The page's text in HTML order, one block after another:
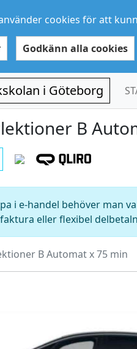
cookies för att
Godkänn alla cookies
i Göteborg
B
i e-handel behöver man
eller flexibel
B Automat x 75 min